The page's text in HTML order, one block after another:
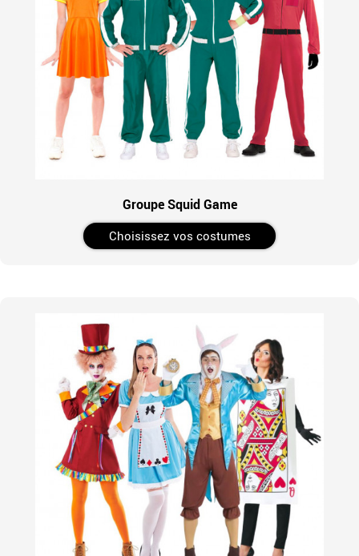
Groupe Squid Game
Choisissez vos costumes